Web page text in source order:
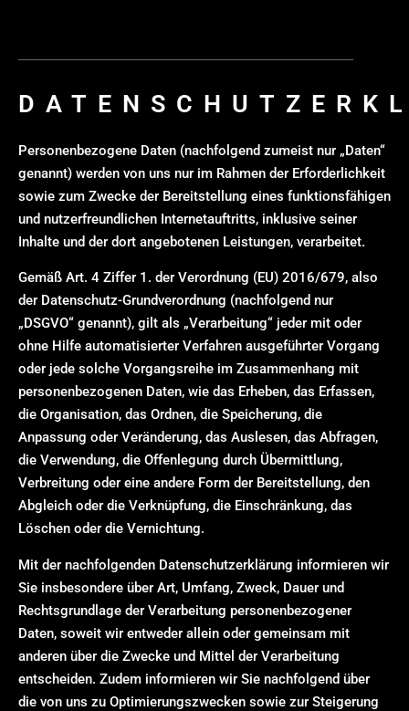
Personenbezogene Daten (nachfolgend zumeist nur „Daten“
genannt) werden von uns nur im Rahmen der Erforderlichkeit
sowie zum Zwecke der Bereitstellung eines funktionsfähigen
und nutzerfreundlichen Internetauftritts, inklusive seiner
Inhalte und der dort angebotenen Leistungen, verarbeitet.
Gemäß Art. 4 Ziffer 1. der Verordnung (EU) 2016/679, also
der Datenschutz-Grundverordnung (nachfolgend nur
„DSGVO“ genannt), gilt als „Verarbeitung“ jeder mit oder
ohne Hilfe automatisierter Verfahren ausgeführter Vorgang
oder jede solche Vorgangsreihe im Zusammenhang mit
personenbezogenen Daten, wie das Erheben, das Erfassen,
die Organisation, das Ordnen, die Speicherung, die
Anpassung oder Veränderung, das Auslesen, das Abfragen,
die Verwendung, die Offenlegung durch Übermittlung,
Verbreitung oder eine andere Form der Bereitstellung, den
Abgleich oder die Verknüpfung, die Einschränkung, das
Löschen oder die Vernichtung.
Mit der nachfolgenden Datenschutzerklärung informieren wir
Sie insbesondere über Art, Umfang, Zweck, Dauer und
Rechtsgrundlage der Verarbeitung personenbezogener
Daten, soweit wir entweder allein oder gemeinsam mit
anderen über die Zwecke und Mittel der Verarbeitung
entscheiden. Zudem informieren wir Sie nachfolgend über
die von uns zu Optimierungszwecken sowie zur Steigerung